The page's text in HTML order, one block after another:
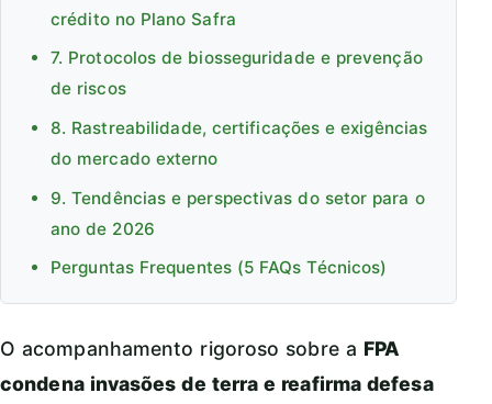
crédito no Plano Safra
7. Protocolos de biosseguridade e prevenção
de riscos
8. Rastreabilidade, certificações e exigências
do mercado externo
9. Tendências e perspectivas do setor para o
ano de 2026
Perguntas Frequentes (5 FAQs Técnicos)
O acompanhamento rigoroso sobre a FPA
condena invasões de terra e reafirma defesa